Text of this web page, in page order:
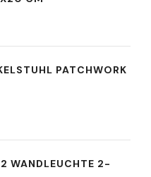
PATCHWORK
WANDLEUCHTE 2-